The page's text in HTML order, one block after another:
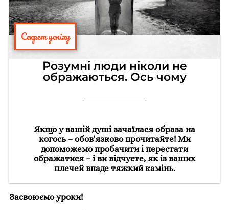
Секрет успіху
Розумні люди ніколи не
ображаються. Ось чому
Якщо у вашій душі зачаїлася образа на
когось – обов'язково прочитайте! Ми
допоможемо пробачити і перестати
ображатися – і ви відчуєте, як із ваших
плечей впаде тяжкий камінь.
Засвоюємо уроки!